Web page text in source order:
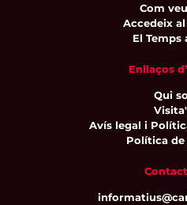
Com
Accedeix
El Temps
Enllaços
Qui
Avís legal i
Política de